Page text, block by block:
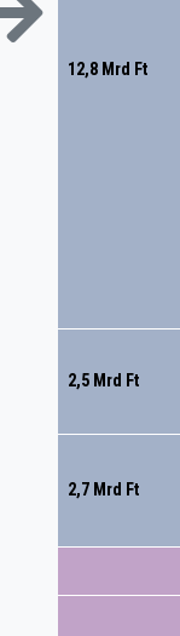
12,8 Mrd Ft
2,5 Mrd Ft
2,7 Mrd Ft